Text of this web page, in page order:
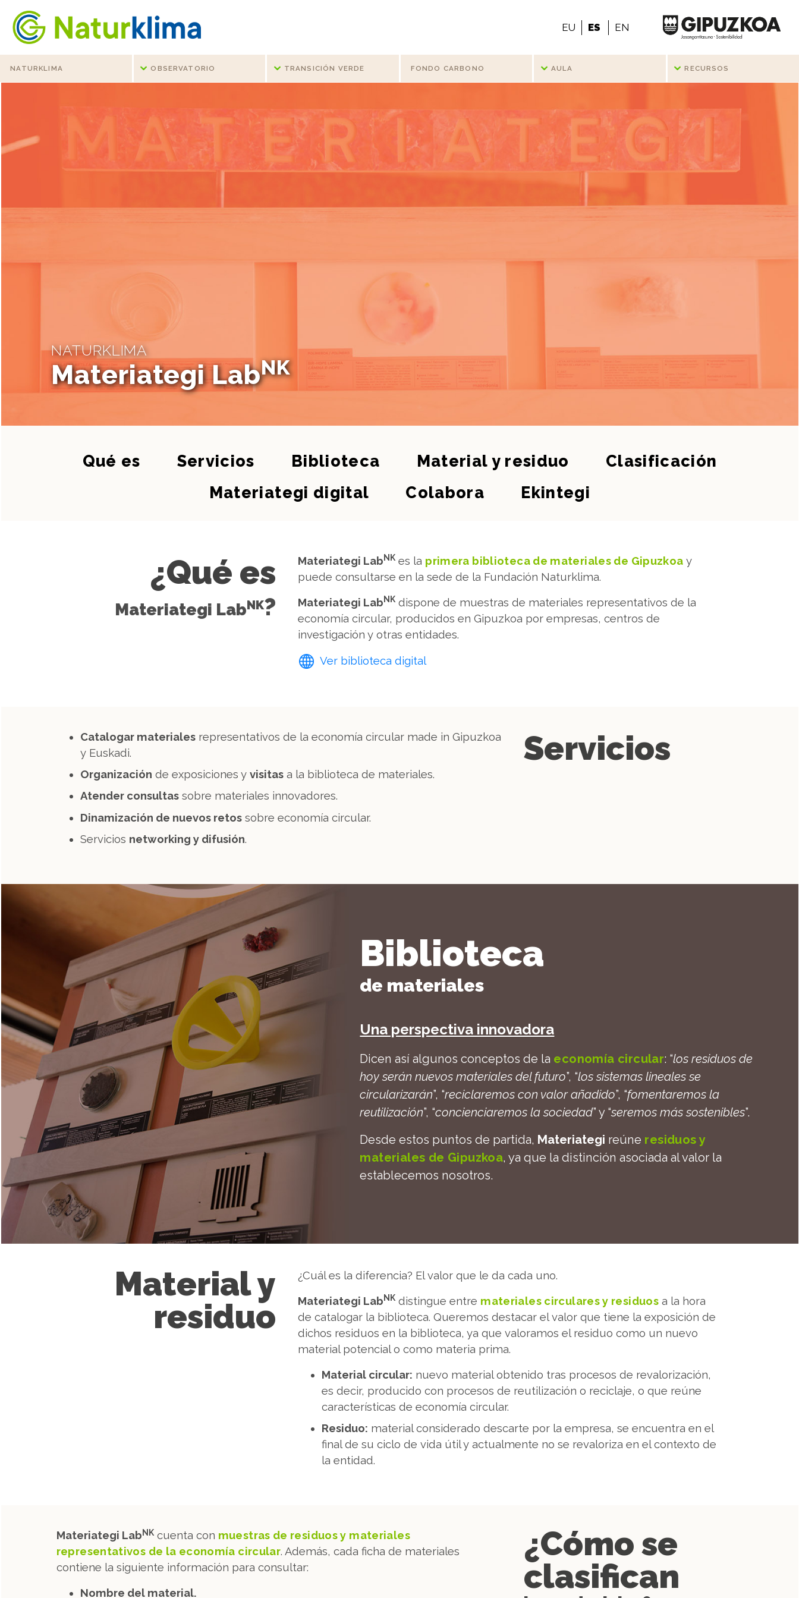
Ir al índice principal de contenidos
Ir a los contenidos
EU ES EN
NATURKLIMA OBSERVATORIO TRANSICIÓN VERDE FONDO CARBONO AULA RECURSOS
NATURKLIMA
Materiategi LabNK
Qué es Servicios Biblioteca Material y residuo
Clasificación
Materiategi digital
Colabora Ekintegi
¿Qué es
Materiategi LabNK?
Materiategi LabNK es la primera biblioteca de materiales de Gipuzkoa y
puede consultarse en la sede de la Fundación Naturklima.
Materiategi LabNK dispone de muestras de materiales representativos de la
economía circular, producidos en Gipuzkoa por empresas, centros de
investigación y otras entidades.
Ver biblioteca digital
Servicios
Catalogar materialesrepresentativos de la economía circular made in Gipuzkoa
y Euskadi.
Organización de exposiciones y visitasa la biblioteca de materiales.
Atender consultassobre materiales innovadores.
Dinamización de nuevos retossobre economía circular.
Servicios networking y difusión.
Biblioteca
de materiales
Una perspectiva innovadora
Dicen así algunos conceptos de la economía circular: “los residuos de
hoy serán nuevos materiales del futuro”, “los sistemas lineales se
circularizarán”, “reciclaremos con valor añadido”, “fomentaremos la
reutilización”, “concienciaremos la sociedad” y “seremos más sostenibles”.
Desde estos puntos de partida, Materiategi reúne residuos y
materiales de Gipuzkoa, ya que la distinción asociada al valor la
establecemos nosotros.
Material y
residuo
¿Cuál es la diferencia? El valor que le da cada uno.
Materiategi LabNK distingue entre materiales circulares y residuos a la hora
de catalogar la biblioteca. Queremos destacar el valor que tiene la exposición de
dichos residuos en la biblioteca, ya que valoramos el residuo como un nuevo
material potencial o como materia prima.
Material circular: nuevo material obtenido tras procesos de revalorización,
es decir, producido con procesos de reutilización o reciclaje, o que reúne
características de economía circular.
Residuo: material considerado descarte por la empresa, se encuentra en el
final de su ciclo de vida útil y actualmente no se revaloriza en el contexto de
la entidad.
¿Cómo se
clasifican
Materiategi LabNKcuenta con muestras de residuos y materiales
representativos de la economía circular. Además, cada ficha de materiales
contiene la siguiente información para consultar:
Nombre del material.